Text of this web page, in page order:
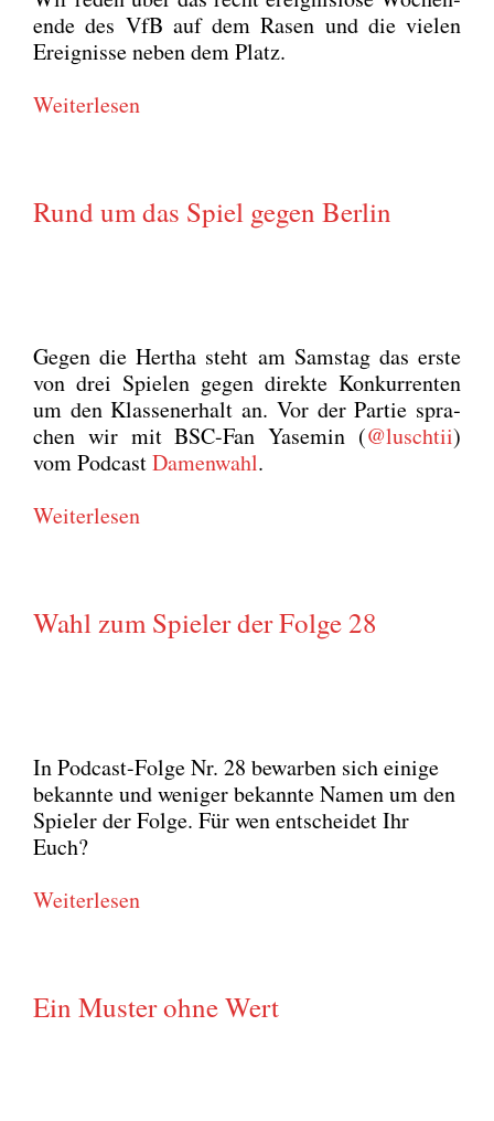
en­de des VfB auf dem Rasen und die vie­len
Ereig­nis­se neben dem Platz.
Wei­ter­le­sen
Rund um das Spiel gegen Berlin
Gegen die Her­tha steht am Sams­tag das ers­te
von drei Spie­len gegen direk­te Kon­kur­ren­ten
um den Klas­sen­er­halt an. Vor der Par­tie spra­
chen wir mit BSC-Fan Yase­min (@luschtii)
vom Pod­castDamen­wahl.
Wei­ter­le­sen
Wahl zum Spieler der Folge 28
In Pod­cast-Fol­ge Nr. 28 bewar­ben sich eini­ge
bekann­te und weni­ger bekann­te Namen um den
Spie­ler der Fol­ge. Für wen ent­schei­det Ihr
Euch?
Wei­ter­le­sen
Ein Muster ohne Wert